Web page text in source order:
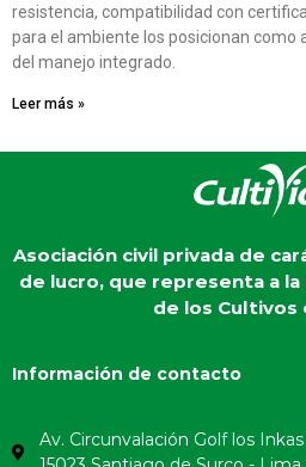
resistencia, compatibilidad con
para el ambiente los posicionan como
del manejo integrado.
Leer más »
Asociación civil privada de
de lucro, que representa a la
de los Cultivos
Información de contacto
Av. Circunvalación Golf los